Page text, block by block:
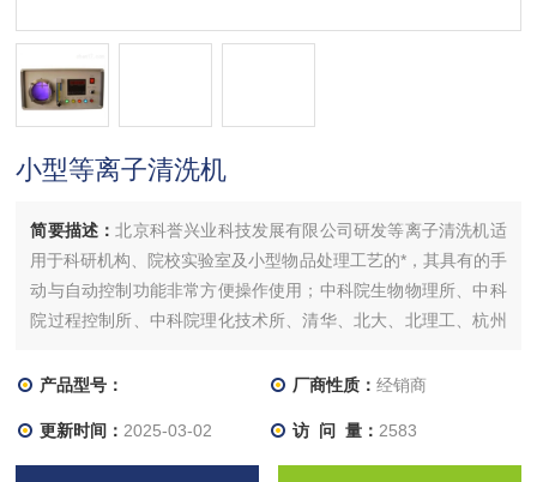
小型等离子清洗机
简要描述：北京科誉兴业科技发展有限公司研发等离子清洗机适
用于科研机构、院校实验室及小型物品处理工艺的*，其具有的手
动与自动控制功能非常方便操作使用；中科院生物物理所、中科
院过程控制所、中科院理化技术所、清华、北大、北理工、杭州
用户使用该机
产品型号： 厂商性质： 经销商
更新时间： 2025-03-02 访 问 量： 2583